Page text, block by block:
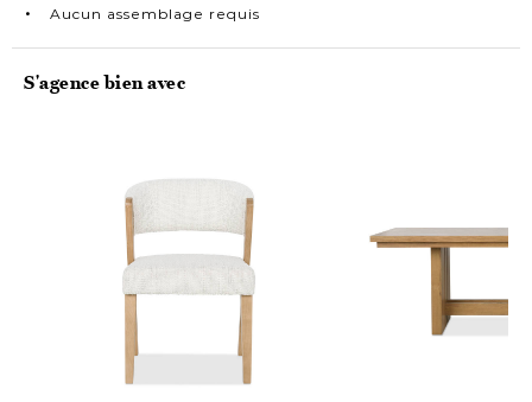
Aucun assemblage requis
S'agence bien avec